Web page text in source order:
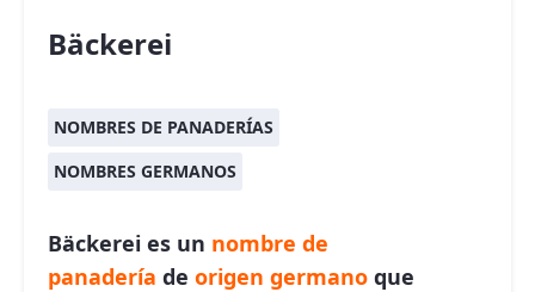
Bäckerei
NOMBRES DE PANADERÍAS
NOMBRES GERMANOS
Bäckerei es un nombre de
panadería de origen germano que